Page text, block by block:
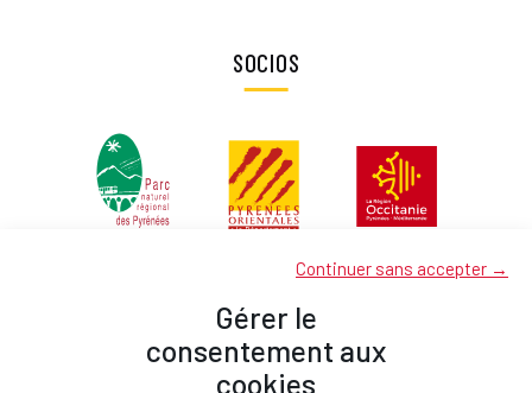
Gérer le
consentement aux
cookies
Continuer sans accepter →
SOCIOS